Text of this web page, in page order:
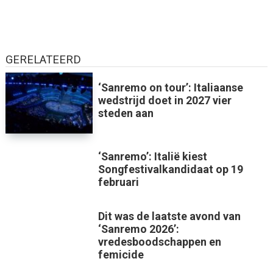
GERELATEERD
‘Sanremo on tour’: Italiaanse
wedstrijd doet in 2027 vier
steden aan
‘Sanremo’: Italië kiest
Songfestivalkandidaat op 19
februari
Dit was de laatste avond van
‘Sanremo 2026’:
vredesboodschappen en
femicide